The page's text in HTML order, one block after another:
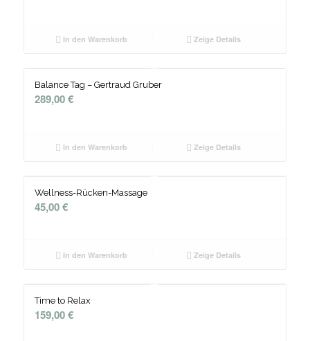
In den Warenkorb Zeige Details
Balance Tag – Gertraud Gruber
289,00€
In den Warenkorb Zeige Details
Wellness-Rücken-Massage
45,00€
In den Warenkorb Zeige Details
Time to Relax
159,00€